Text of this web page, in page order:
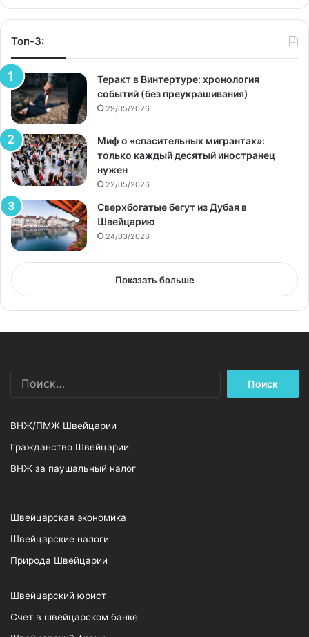
Топ-3:
Теракт в Винтертуре: хронология
событий (без преукрашивания)
29/05/2026
Миф о «спасительных мигрантах»:
только каждый десятый иностранец
нужен
22/05/2026
Сверхбогатые бегут из Дубая в
Швейцарию
24/03/2026
Показать больше
ВНЖ/ПМЖ Швейцарии
Гражданство Швейцарии
ВНЖ за паушальный налог
Швейцарская экономика
Швейцарские налоги
Природа Швейцарии
Швейцарский юрист
Счет в швейцарском банке